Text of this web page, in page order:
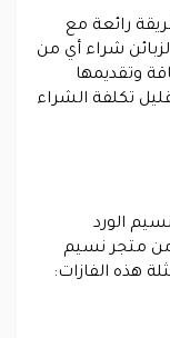
رائعة مع
شراء أي من
وتقديمها
تكلفة الشراء
الورد
متجر نسيم
هذه الفازات: